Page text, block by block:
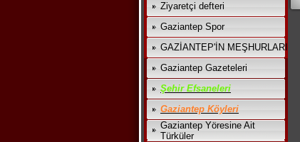
Ziyaretçi defteri
Gaziantep Spor
GAZİANTEP'İN MEŞHURLARI
Gaziantep Gazeteleri
Şehir Efsaneleri
Gaziantep Köyleri
Gaziantep Yöresine Ait
Türküler